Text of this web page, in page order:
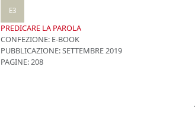
E3
PREDICARE LA PAROLA
CONFEZIONE: E-BOOK
PUBBLICAZIONE:SETTEMBRE 2019
PAGINE: 208